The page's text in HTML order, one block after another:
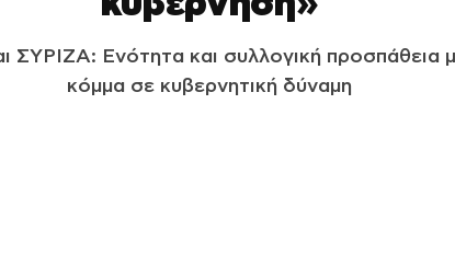
ΣΥΡΙΖΑ: Ενότητα και συλλογική προσπάθεια
κόμμα σε κυβερνητική δύναμη